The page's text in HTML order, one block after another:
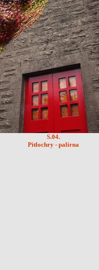
S.04.
Pitlochry - palírna